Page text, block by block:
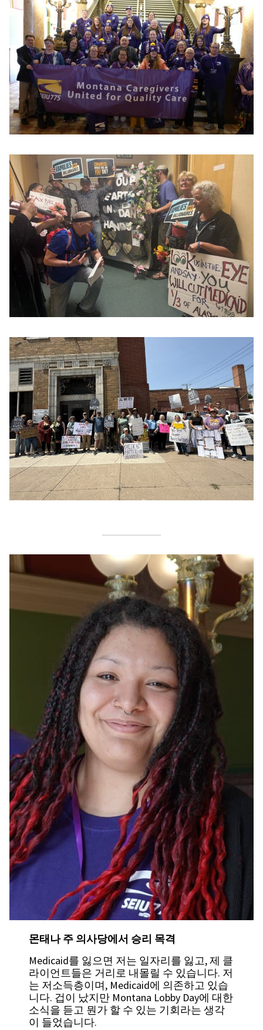
몬태나 주 의사당에서 승리 목격
Medicaid를 잃으면 저는 일자리를 잃고, 제 클
라이언트들은 거리로 내몰릴 수 있습니다. 저
는 저소득층이며, Medicaid에 의존하고 있습
니다. 겁이 났지만 Montana Lobby Day에 대한
소식을 듣고 뭔가 할 수 있는 기회라는 생각
이 들었습니다.